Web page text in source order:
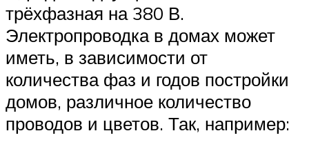
трёхфазная на 380 В.
Электропроводка в домах может
иметь, в зависимости от
количества фаз и годов постройки
домов, различное количество
проводов и цветов. Так, например: